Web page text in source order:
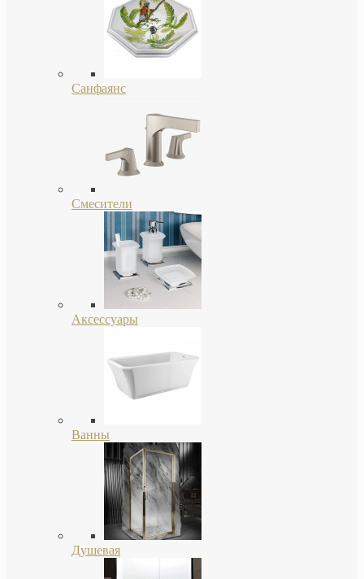
Санфаянс
Смесители
Аксессуары
Ванны
Душевая